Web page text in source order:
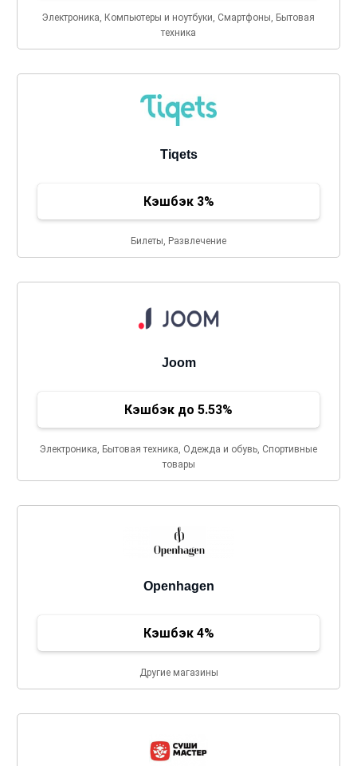
Электроника, Компьютеры и ноутбуки, Смартфоны, Бытовая
техника
Tiqets
Кэшбэк 3%
Билеты, Развлечение
Joom
Кэшбэк до 5.53%
Электроника, Бытовая техника, Одежда и обувь, Спортивные
товары
Openhagen
Кэшбэк 4%
Другие магазины